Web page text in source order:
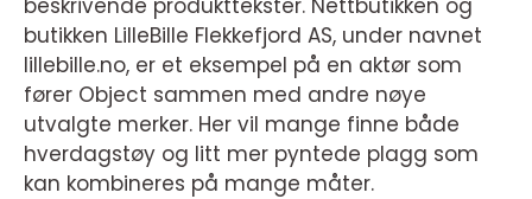
beskrivende produkttekster. Nettbutikken og
butikken LilleBille Flekkefjord AS, under navnet
lillebille.no, er et eksempel på en aktør som
fører Object sammen med andre nøye
utvalgte merker. Her vil mange finne både
hverdagstøy og litt mer pyntede plagg som
kan kombineres på mange måter.